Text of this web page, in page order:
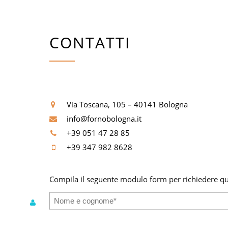
CONTATTI
Via Toscana, 105 – 40141 Bologna
info@fornobologna.it
+39 051 47 28 85
+39 347 982 8628
Compila il seguente modulo form per richiedere